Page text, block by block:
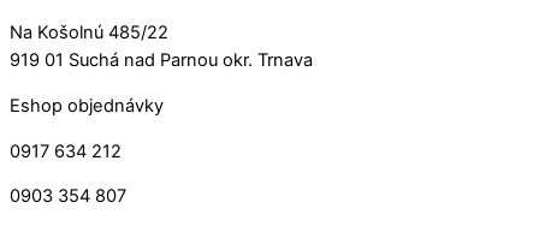
Na Košolnú 485/22
919 01 Suchá nad Parnou okr. Trnava
Eshop objednávky
0917 634 212
0903 354 807